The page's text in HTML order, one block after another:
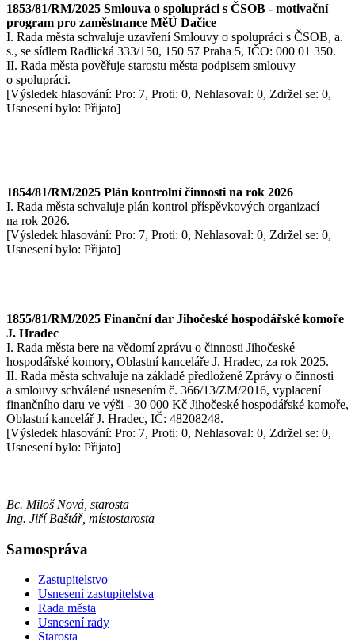
1853/81/RM/2025 Smlouva o spolupráci s ČSOB - motivační
program pro zaměstnance MěÚ Dačice
I. Rada města schvaluje uzavření Smlouvy o spolupráci s ČSOB, a.
s., se sídlem Radlická 333/150, 150 57 Praha 5, IČO: 000 01 350.
II. Rada města pověřuje starostu města podpisem smlouvy
o spolupráci.
[Výsledek hlasování: Pro: 7, Proti: 0, Nehlasoval: 0, Zdržel se: 0,
Usnesení bylo: Přijato]
1854/81/RM/2025 Plán kontrolní činnosti na rok 2026
I. Rada města schvaluje plán kontrol příspěvkových organizací
na rok 2026.
[Výsledek hlasování: Pro: 7, Proti: 0, Nehlasoval: 0, Zdržel se: 0,
Usnesení bylo: Přijato]
1855/81/RM/2025 Finanční dar Jihočeské hospodářské komoře
J. Hradec
I. Rada města bere na vědomí zprávu o činnosti Jihočeské
hospodářské komory, Oblastní kanceláře J. Hradec, za rok 2025.
II. Rada města schvaluje na základě předložené Zprávy o činnosti
a smlouvy schválené usnesením č. 366/13/ZM/2016, vyplacení
finančního daru ve výši - 30 000 Kč Jihočeské hospodářské komoře,
Oblastní kancelář J. Hradec, IČ: 48208248.
[Výsledek hlasování: Pro: 7, Proti: 0, Nehlasoval: 0, Zdržel se: 0,
Usnesení bylo: Přijato]
Bc. Miloš Nová, starosta
Ing. Jiří Baštář, místostarosta
Samospráva
Zastupitelstvo
Usnesení zastupitelstva
Rada města
Usnesení rady
Starosta